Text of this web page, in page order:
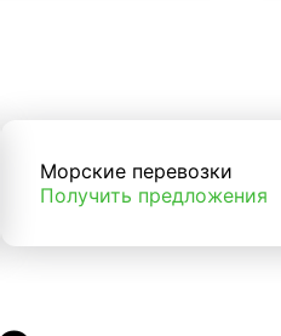
Морские перевозки
Получить предложения